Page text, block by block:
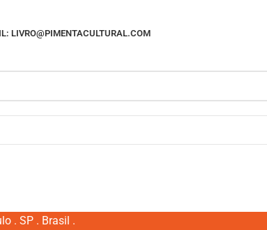
LIVRO@PIMENTACULTURAL.COM
. SP . Brasil .